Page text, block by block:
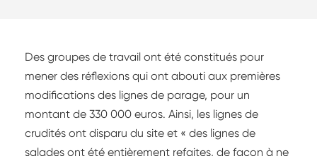
Des groupes de travail ont été constitués pour
mener des réflexions qui ont abouti aux premières
modifications des lignes de parage, pour un
montant de 330 000 euros. Ainsi, les lignes de
crudités ont disparu du site et « des lignes de
salades ont été entièrement refaites, de façon à ne